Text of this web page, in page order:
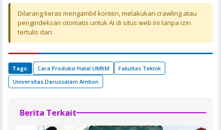
Dilarang keras mengambil konten, melakukan crawling atau
pengindeksan otomatis untuk AI di situs web ini tanpa izin
tertulis dari.
Tags: Cara Produksi Halal UMKM
Fakultas Teknik
Universitas Darussalam Ambon
Berita Terkait